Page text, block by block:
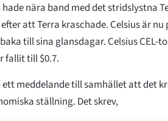
nära band med det stridslystna
att Terra kraschade. Celsius är
till sina glansdagar. Celsius CEL-
fallit till $0.7.
ett meddelande till samhället att det
ställning. Det skrev,